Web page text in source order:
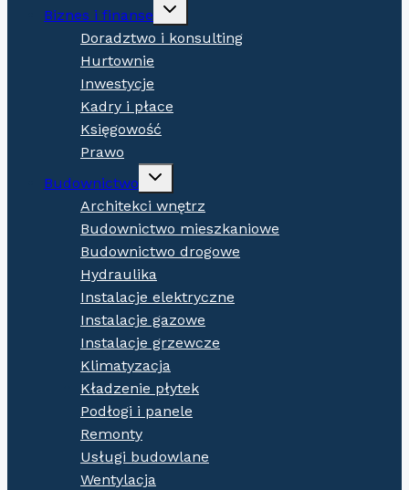
Biznes i finanse
Expand
menu
Doradztwo i konsulting
Hurtownie
Inwestycje
Kadry i płace
Księgowość
Prawo
Budownictwo
Expand
menu
Architekci wnętrz
Budownictwo mieszkaniowe
Budownictwo drogowe
Hydraulika
Instalacje elektryczne
Instalacje gazowe
Instalacje grzewcze
Klimatyzacja
Kładzenie płytek
Podłogi i panele
Remonty
Usługi budowlane
Wentylacja